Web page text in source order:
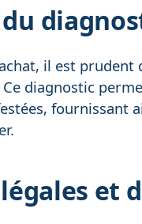
il est
diagnostic
fournissant
et